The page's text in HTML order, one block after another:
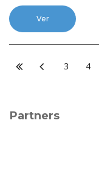
Ver
3 4
Partners